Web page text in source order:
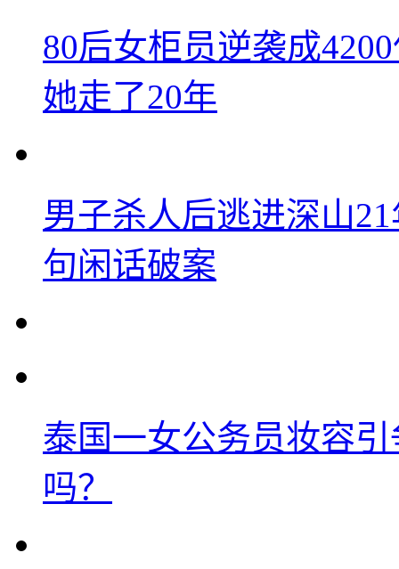
80后女柜员逆袭成
她走了20年
男子杀人后逃进深山
句闲话破案
泰国一女公务员妆容
吗？